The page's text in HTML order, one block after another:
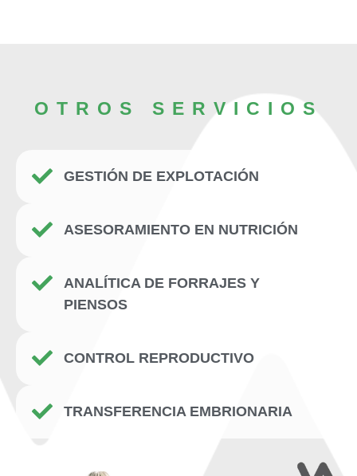
OTROS SERVICIOS
GESTIÓN DE EXPLOTACIÓN
ASESORAMIENTO EN NUTRICIÓN
ANALÍTICA DE FORRAJES Y
PIENSOS
CONTROL REPRODUCTIVO
TRANSFERENCIA EMBRIONARIA